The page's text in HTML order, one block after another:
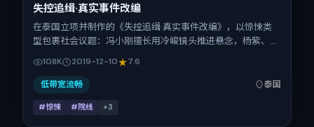
失控追缉·真实事件改编
在泰国立项并制作的《失控追缉·真实事件改编》，以惊悚类
型包裹社会议题：冯小刚擅长用冷峻镜头推进悬念，杨紫、沈
2019-12-10；片长145分钟；适合关注现实质感与类型片结构
的观众。
108K 2019-12-10 7.6
低带宽流畅 泰国
#惊悚 #院线 +3